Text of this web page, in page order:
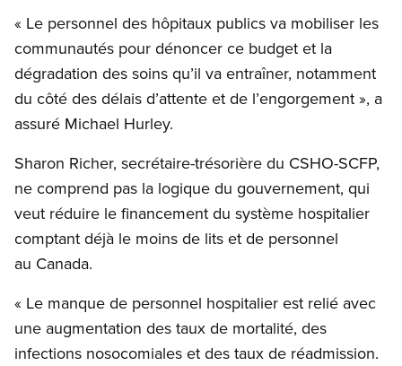
« Le personnel des hôpitaux publics va mobiliser les
communautés pour dénoncer ce budget et la
dégradation des soins qu’il va entraîner, notamment
du côté des délais d’attente et de l’engorgement », a
assuré Michael Hurley.
Sharon Richer, secrétaire-trésorière du CSHO-SCFP,
ne comprend pas la logique du gouvernement, qui
veut réduire le financement du système hospitalier
comptant déjà le moins de lits et de personnel
au Canada.
« Le manque de personnel hospitalier est relié avec
une augmentation des taux de mortalité, des
infections nosocomiales et des taux de réadmission.